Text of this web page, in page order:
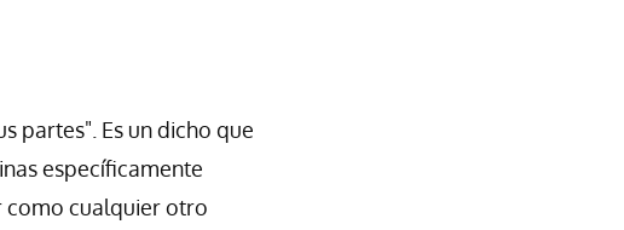
partes". Es un dicho que
específicamente
como cualquier otro